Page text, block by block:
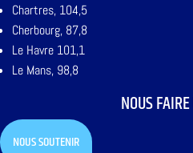
Chartres, 104,5
Cherbourg, 87,8
Le Havre 101,1
Le Mans, 98,8
NOUS
NOUS SOUTENIR